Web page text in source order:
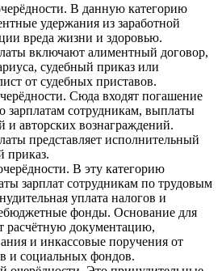
В данную категорию
удержания из заработной
вреда жизни и здоровью.
включают алиментный договор,
судебный приказ или
от судебных приставов.
Сюда входят погашение
зарплатам сотрудникам, выплаты
и авторских вознаграждений.
представляет исполнительный
приказ.
В эту категорию
зарплат сотрудникам по трудовым
уплата налогов и
фонды. Основание для
расчётную документацию,
и инкассовые поручения от
и социальных фондов.